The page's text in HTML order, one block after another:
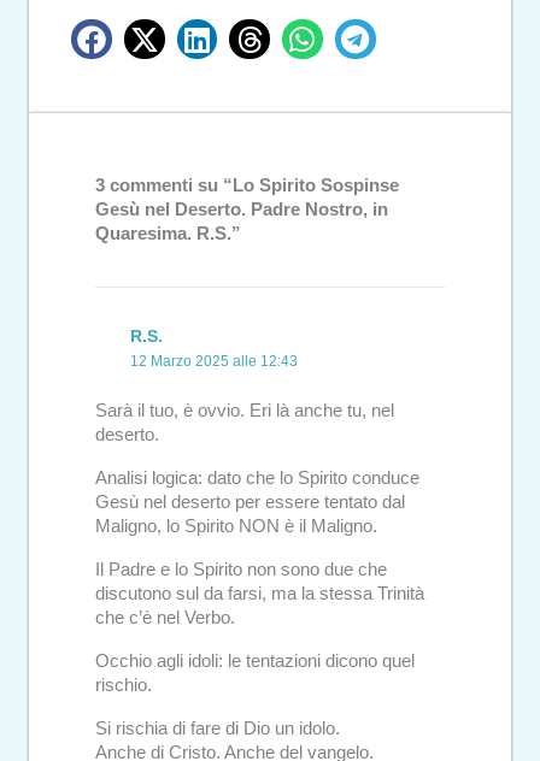
3 commenti su “Lo Spirito Sospinse
Gesù nel Deserto. Padre Nostro, in
Quaresima. R.S.”
R.S.
12 Marzo 2025 alle 12:43
Sarà il tuo, è ovvio. Eri là anche tu, nel
deserto.
Analisi logica: dato che lo Spirito conduce
Gesù nel deserto per essere tentato dal
Maligno, lo Spirito NON è il Maligno.
Il Padre e lo Spirito non sono due che
discutono sul da farsi, ma la stessa Trinità
che c’è nel Verbo.
Occhio agli idoli: le tentazioni dicono quel
rischio.
Si rischia di fare di Dio un idolo.
Anche di Cristo. Anche del vangelo.